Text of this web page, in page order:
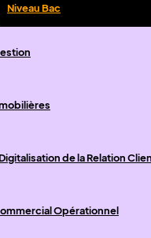
Niveau Bac
de la Relation
Opérationnel